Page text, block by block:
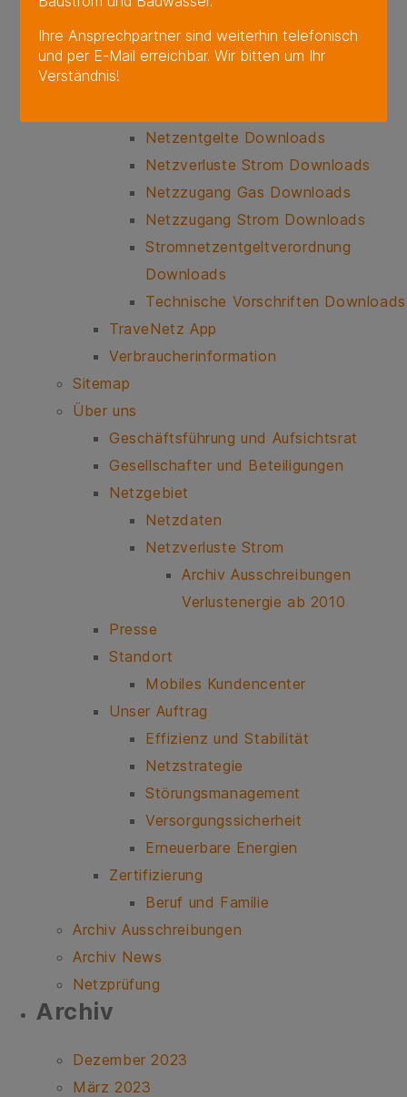
Netzanschluss Downloads
Netzdaten Downloads
Netzentgelte Downloads
Netzverluste Strom Downloads
Netzzugang Gas Downloads
Netzzugang Strom Downloads
Stromnetzentgeltverordnung
Downloads
Technische Vorschriften Downloads
TraveNetz App
Verbraucherinformation
Sitemap
Über uns
Geschäftsführung und Aufsichtsrat
Gesellschafter und Beteiligungen
Netzgebiet
Netzdaten
Netzverluste Strom
Archiv Ausschreibungen
Verlustenergie ab 2010
Presse
Standort
Mobiles Kundencenter
Unser Auftrag
Effizienz und Stabilität
Netzstrategie
Störungsmanagement
Versorgungssicherheit
Erneuerbare Energien
Zertifizierung
Beruf und Familie
Archiv Ausschreibungen
Archiv News
Netzprüfung
Ar­chiv
Dezember 2023
März 2023
Ihre Ansprechpartner sind weiterhin telefonisch
und per E-Mail erreichbar. Wir bitten um Ihr
Verständnis!